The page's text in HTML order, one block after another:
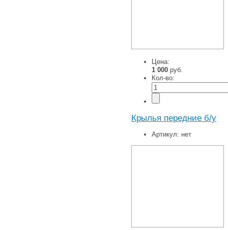
Цена:
1 000 руб.
Кол-во:
Крылья передние б/у
Артикул: нет